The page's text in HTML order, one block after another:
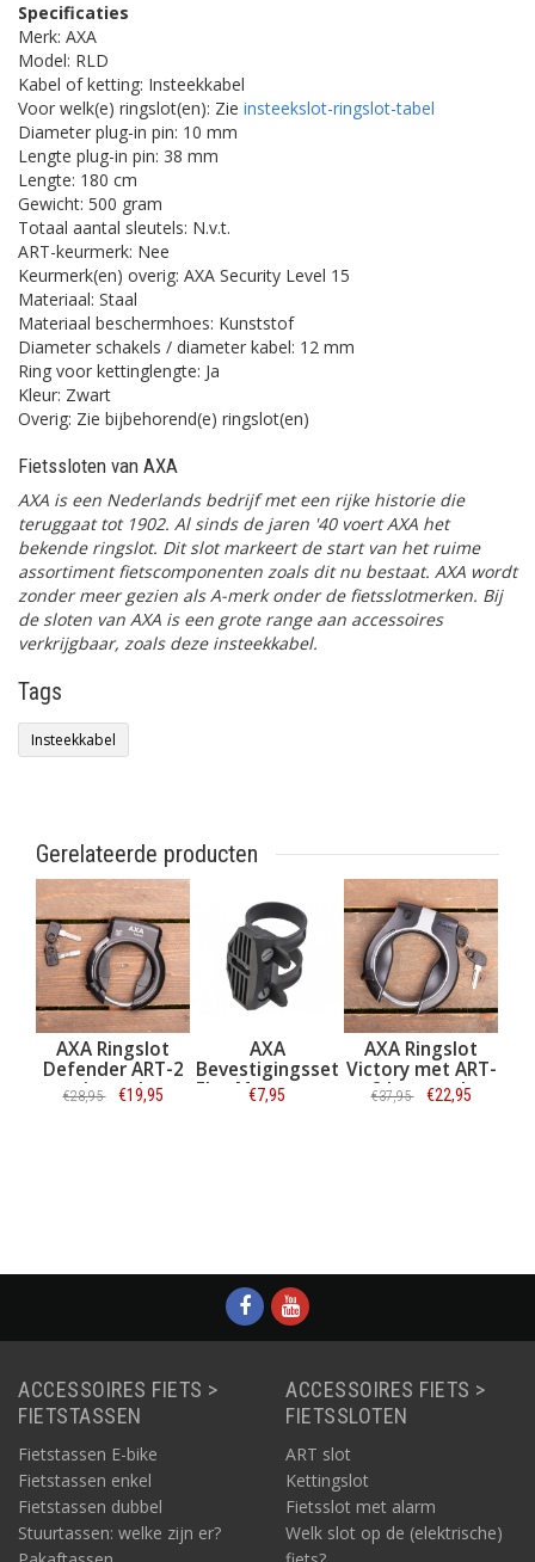
Specificaties
Merk: AXA
Model: RLD
Kabel of ketting: Insteekkabel
Voor welk(e) ringslot(en): Zie insteekslot-ringslot-tabel
Diameter plug-in pin: 10 mm
Lengte plug-in pin: 38 mm
Lengte: 180 cm
Gewicht: 500 gram
Totaal aantal sleutels: N.v.t.
ART-keurmerk: Nee
Keurmerk(en) overig: AXA Security Level 15
Materiaal: Staal
Materiaal beschermhoes: Kunststof
Diameter schakels / diameter kabel: 12 mm
Ring voor kettinglengte: Ja
Kleur: Zwart
Overig: Zie bijbehorend(e) ringslot(en)
Fietssloten van AXA
AXA is een Nederlands bedrijf met een rijke historie die
teruggaat tot 1902. Al sinds de jaren '40 voert AXA het
bekende ringslot. Dit slot markeert de start van het ruime
assortiment fietscomponenten zoals dit nu bestaat. AXA wordt
zonder meer gezien als A-merk onder de fietsslotmerken. Bij
de sloten van AXA is een grote range aan accessoires
verkrijgbaar, zoals deze insteekkabel.
Tags
Insteekkabel
Gerelateerde producten
AXA Ringslot
Defender ART-2
(zwart)
€28,95 €19,95
AXA
Bevestigingsset
Flex Mount voor
ringsloten (o.a.
€7,95
AXA Ringslot
Victory met ART-
2 keurmerk
(zwart)
€37,95 €22,95
ACCESSOIRES FIETS >
FIETSTASSEN
Fietstassen E-bike
Fietstassen enkel
Fietstassen dubbel
Stuurtassen: welke zijn er?
ACCESSOIRES FIETS >
FIETSSLOTEN
ART slot
Kettingslot
Fietsslot met alarm
Welk slot op de (elektrische)